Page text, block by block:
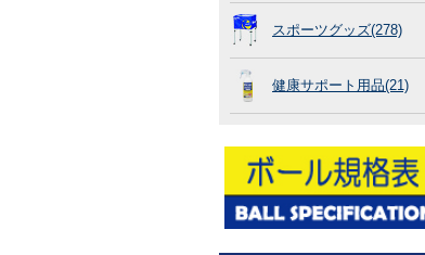
スポーツグッズ(278)
健康サポート用品(21)